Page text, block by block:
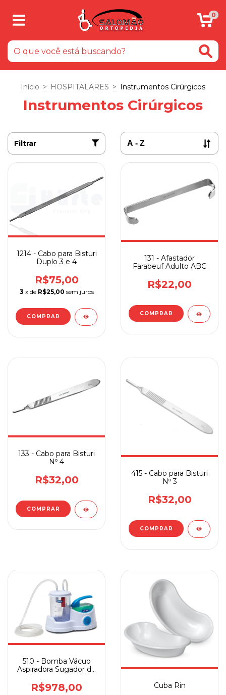
0
Início > HOSPITALARES > Instrumentos Cirúrgicos
Instrumentos Cirúrgicos
Filtrar
1214 - Cabo para Bisturi
Duplo 3 e 4
R$75,00
3 x de R$25,00 sem juros
131 - Afastador
Farabeuf Adulto ABC
R$22,00
133 - Cabo para Bisturi
Nº 4
R$32,00
415 - Cabo para Bisturi
Nº 3
R$32,00
510 - Bomba Vácuo
Aspiradora Sugador de
Com Mangueira Sem
R$978,00 Cuba Rin